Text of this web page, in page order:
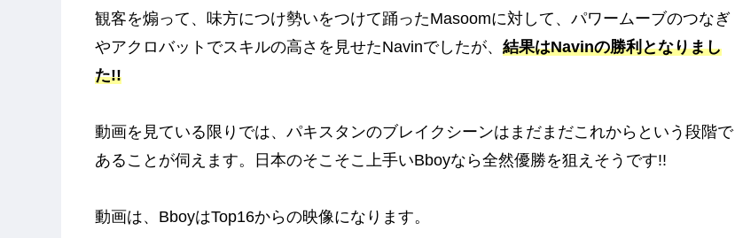
観客を煽って、味方につけ勢いをつけて踊ったMasoomに対して、パワームーブのつなぎ
やアクロバットでスキルの高さを見せたNavinでしたが、 結果はNavinの勝利となりまし
た!!
動画を見ている限りでは、パキスタンのブレイクシーンはまだまだこれからという段階で
あることが伺えます。日本のそこそこ上手いBboyなら全然優勝を狙えそうです!!
動画は、BboyはTop16からの映像になります。